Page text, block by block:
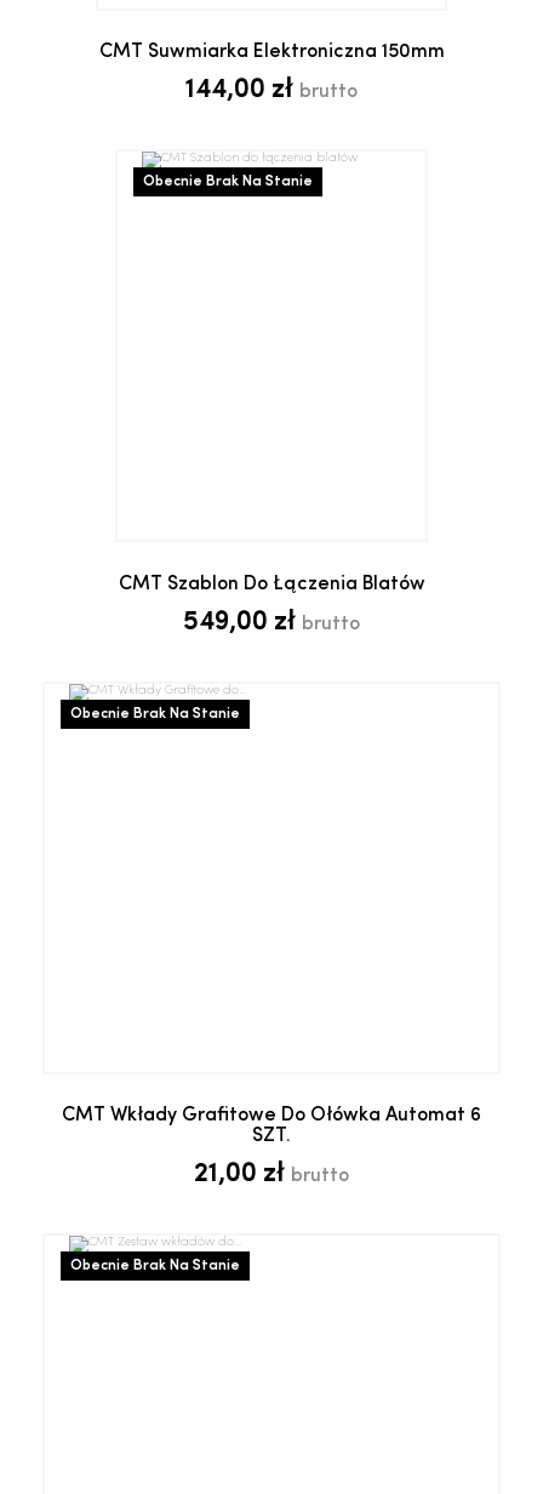
CMT Suwmiarka Elektroniczna 150mm
144,00 zł brutto
CMT Szablon Do Łączenia Blatów
549,00 zł brutto
Obecnie Brak Na Stanie
CMT Wkłady Grafitowe Do Ołówka Automat 6
SZT.
21,00 zł brutto
Obecnie Brak Na Stanie
Obecnie Brak Na Stanie